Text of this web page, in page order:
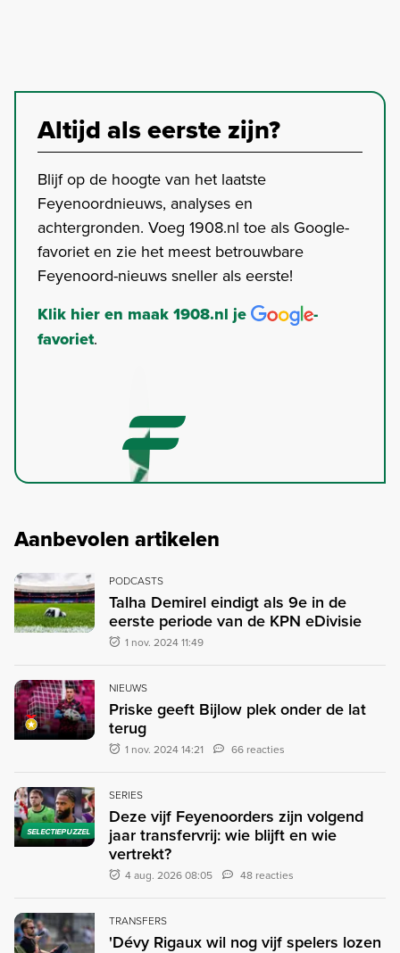
Altijd als eerste zijn?
Blijf op de hoogte van het laatste
Feyenoordnieuws, analyses en
achtergronden. Voeg 1908.nl toe als Google-
favoriet en zie het meest betrouwbare
Feyenoord-nieuws sneller als eerste!
Klik hier en maak 1908.nl je
-
favoriet.
Aanbevolen artikelen
PODCASTS
Talha Demirel eindigt als 9e in de
eerste periode van de KPN eDivisie
1 nov. 2024 11:49
NIEUWS
Priske geeft Bijlow plek onder de lat
terug
1 nov. 2024 14:21 66 reacties
SELECTIEPUZZEL
SERIES
Deze vijf Feyenoorders zijn volgend
jaar transfervrij: wie blijft en wie
vertrekt?
4 aug. 2026 08:05 48 reacties
TRANSFERS
'Dévy Rigaux wil nog vijf spelers lozen